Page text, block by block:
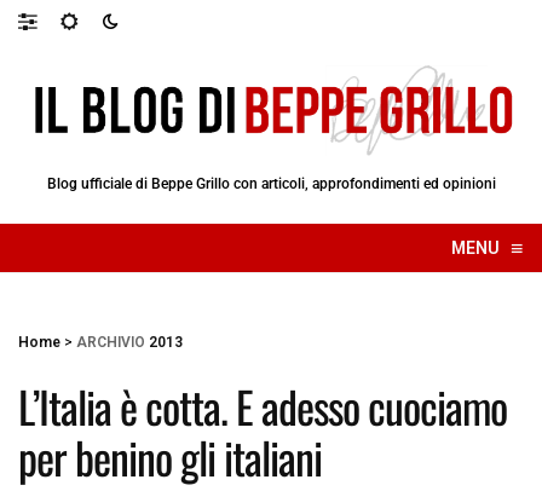
Blog ufficiale di Beppe Grillo con articoli, approfondimenti ed opinioni
MENU ≡
☰
Home > ARCHIVIO 2013
L’Italia è cotta. E adesso cuociamo
per benino gli italiani